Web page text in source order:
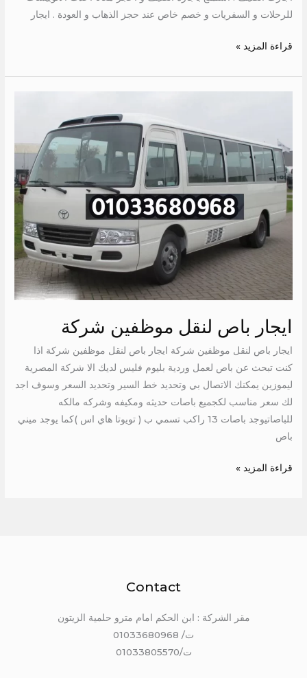
للرحلات و السفريات و خصم خاص عند حجز الذهاب و العودة . ايجار
قراءة المزيد »
ايجار باص لنقل موظفين شركة
ايجار باص لنقل موظفين شركة ايجار باص لنقل موظفين شركة اذا
كنت تبحث عن باص لعمل وردية بليوم فليس لديك الا شركة المصرية
ليموزين يمكنك الاتصال بي وتحديد خط السير وتحديد السعر وسوف اجد
لك سعر مناسب لكجميع باصات حديثه ومكيفه وشركه مالكه
للباصاتيوجد باصات 13 راكب تسمي ب ( تويوتا هاي اس )كما يوجد ميني
باص
موظفين
شركة
قراءة المزيد »
Contact
مقر الشركة : ابن الحكم امام مترو حلمية الزيتون
ت/ 01033680968
ت/01033805570